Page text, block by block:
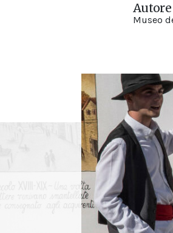
Autore
Museo